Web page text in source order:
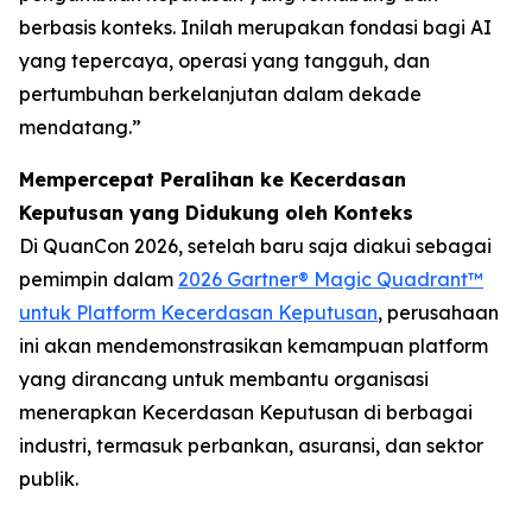
berbasis konteks. Inilah merupakan fondasi bagi AI
yang tepercaya, operasi yang tangguh, dan
pertumbuhan berkelanjutan dalam dekade
mendatang.”
Mempercepat Peralihan ke Kecerdasan
Keputusan yang Didukung oleh Konteks
Di QuanCon 2026, setelah baru saja diakui sebagai
pemimpin dalam 2026 Gartner® Magic Quadrant™
untuk Platform Kecerdasan Keputusan, perusahaan
ini akan mendemonstrasikan kemampuan platform
yang dirancang untuk membantu organisasi
menerapkan Kecerdasan Keputusan di berbagai
industri, termasuk perbankan, asuransi, dan sektor
publik.